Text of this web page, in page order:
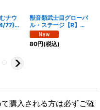
ナウ
77}
獣音類武士目グローバ
ル・ステージ【R】
{26RP227/77}《多》
80円(税込)
購入される方は必ずご確